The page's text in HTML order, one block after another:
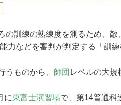
訓練の熟練度を測るため、敵
力などを審判が判定する「訓練
ものから、 師団 レベルの大規
に東富士演習場で、第14普通科